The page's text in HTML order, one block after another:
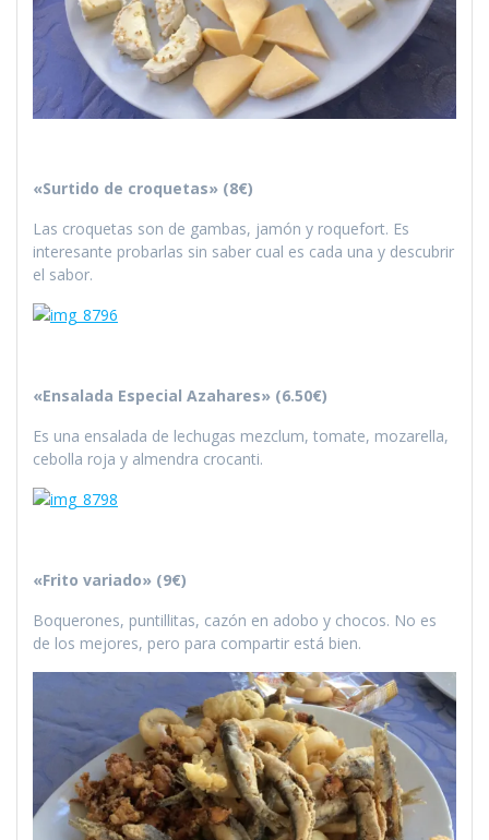
«Surtido de croquetas» (8€)
Las croquetas son de gambas, jamón y roquefort. Es
interesante probarlas sin saber cual es cada una y descubrir
el sabor.
«Ensalada Especial Azahares» (6.50€)
Es una ensalada de lechugas mezclum, tomate, mozarella,
cebolla roja y almendra crocanti.
«Frito variado» (9€)
Boquerones, puntillitas, cazón en adobo y chocos. No es
de los mejores, pero para compartir está bien.